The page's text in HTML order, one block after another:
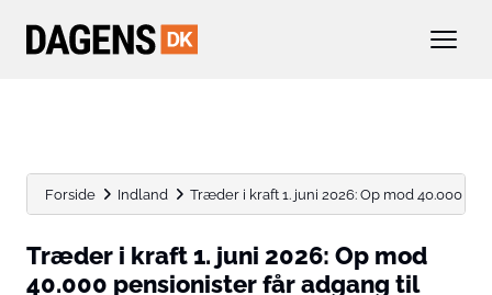
Forside Indland Træder i kraft 1. juni 2026: Op mod 40.000
Træder i kraft 1. juni 2026: Op mod
40.000 pensionister får adgang til